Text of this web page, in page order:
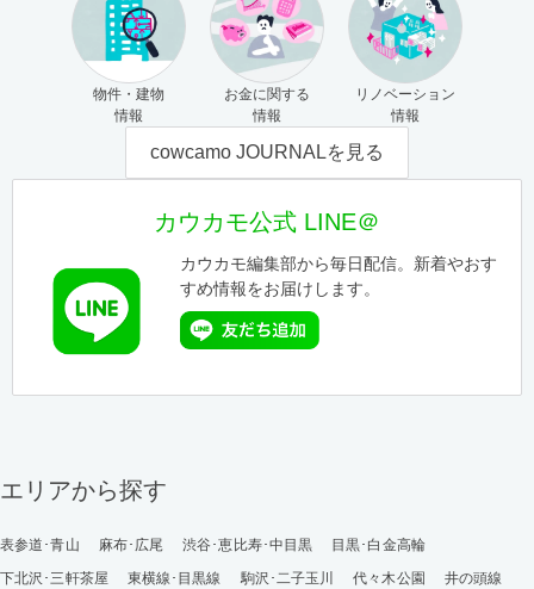
物件・建物
情報
お金に関する
情報
リノベーション
情報
cowcamo JOURNALを見る
カウカモ公式 LINE＠
カウカモ編集部から毎日配信。新着やおす
すめ情報をお届けします。
エリアから探す
表参道･青山 麻布･広尾 渋谷･恵比寿･中目黒
目黒･白金高輪
下北沢･三軒茶屋
東横線･目黒線 駒沢･二子玉川 代々木公園
井の頭線